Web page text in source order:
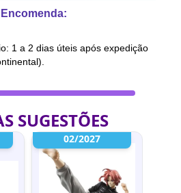
1 a 2 dias úteis após expedição
SUGESTÕES
-5%02/2027